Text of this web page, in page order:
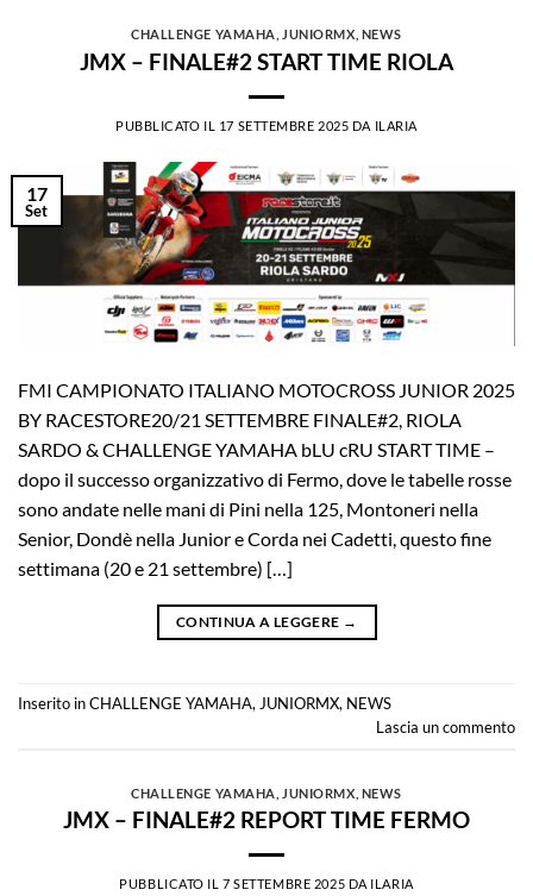
CHALLENGE YAMAHA JUNIORMX NEWS
JMX – FINALE#2 START TIME RIOLA
PUBBLICATO IL 17 SETTEMBRE 2025 DA ILARIA
17
Set
FMI CAMPIONATO ITALIANO MOTOCROSS JUNIOR 2025
BY RACESTORE20/21 SETTEMBRE FINALE#2, RIOLA
SARDO & CHALLENGE YAMAHA bLU cRU START TIME –
dopo il successo organizzativo di Fermo, dove le tabelle rosse
sono andate nelle mani di Pini nella 125, Montoneri nella
Senior, Dondè nella Junior e Corda nei Cadetti, questo fine
settimana (20 e 21 settembre) […]
CONTINUA A LEGGERE →
Inserito inCHALLENGE YAMAHA, JUNIORMX, NEWS
Lascia un commento
CHALLENGE YAMAHA JUNIORMX NEWS
JMX – FINALE#2 REPORT TIME FERMO
PUBBLICATO IL7 SETTEMBRE 2025 DA ILARIA